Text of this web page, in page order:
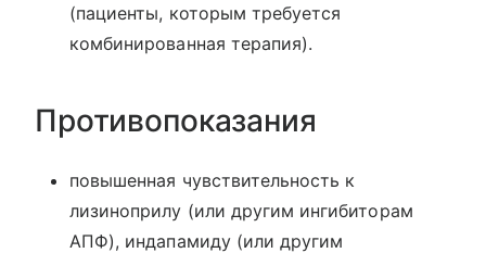
(пациенты, которым требуется
комбинированная терапия).
Противопоказания
повышенная чувствительность к
лизиноприлу (или другим ингибиторам
АПФ), индапамиду (или другим